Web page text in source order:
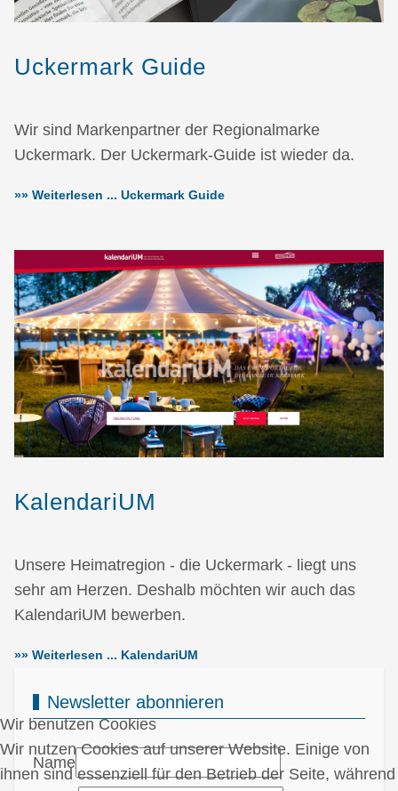
Uckermark Guide
Wir sind Markenpartner der Regionalmarke
Uckermark. Der Uckermark-Guide ist wieder da.
»» Weiterlesen ... Uckermark Guide
KalendariUM
Unsere Heimatregion - die Uckermark - liegt uns
sehr am Herzen. Deshalb möchten wir auch das
KalendariUM bewerben.
»» Weiterlesen ... KalendariUM
Newsletter abonnieren
Name
Wir benutzen Cookies
Wir nutzen Cookies auf unserer Website. Einige von
ihnen sind essenziell für den Betrieb der Seite, während